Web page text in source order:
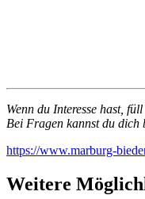
Wenn du Interesse hast,
Bei Fragen kannst du
https://www.marburg-
Weitere